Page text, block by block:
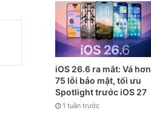
iOS 26.6 ra mắt: Vá hơn
75 lỗi bảo mật, tối ưu
Spotlight trước iOS 27
1 tuần trước